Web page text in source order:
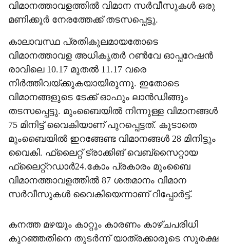
വിമാനത്താവളത്തിൽ വിമാന സർവീസുകൾ ഒരു
മണിക്കൂർ നേരത്തേക്ക് തടസപ്പെട്ടു.
കാലാവസ്ഥ പ്രതികൂലമായതോടെ
വിമാനത്താവള അധികൃതർ റൺവേ ഓപ്പറേഷൻ
രാവിലെ 10.17 മുതൽ 11.17 വരെ
നിർത്തിവയ്ക്കുകയായിരുന്നു. ഇതോടെ
വിമാനങ്ങളുടെ ടേക്ക് ഓഫും ലാൻഡിങ്ങും
തടസപ്പെട്ടു. മുംബൈയിൽ നിന്നുള്ള വിമാനങ്ങൾ
75 മിനിട്ട് വൈകിയാണ് പുറപ്പെട്ടത്. കൂടാതെ
മുംബൈയിൽ ഇറങ്ങേണ്ട വിമാനങ്ങൾ 28 മിനിട്ടും
വൈകി. ഫ്ലൈറ്റ് ട്രാക്കിങ് വെബ്സൈറ്റായ
ഫ്ലൈറ്റ്റഡാർ24.കോം പ്രകാരം മുംബൈ
വിമാനത്താവളത്തിൽ 87 ശതമാനം വിമാന
സർവീസുകൾ വൈകിയെന്നാണ് റിപ്പോർട്ട്.
കനത്ത മഴയും കാറ്റും കാരണം കാഴ്ചപരിധി
കുറഞ്ഞതിനെ തുടർന്ന് യാത്രക്കാരുടെ സുരക്ഷ